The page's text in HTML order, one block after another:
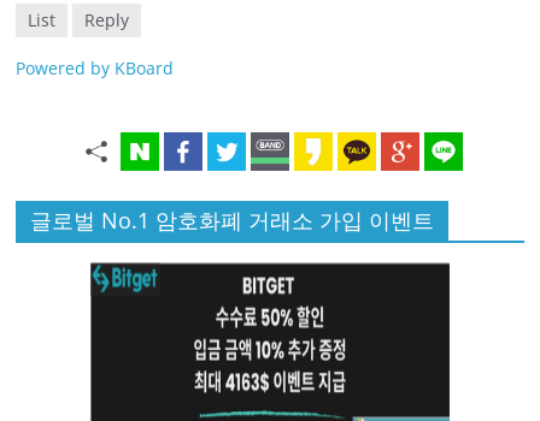
List Reply
Powered by KBoard
글로벌 No.1 암호화폐 거래소 가입 이벤트